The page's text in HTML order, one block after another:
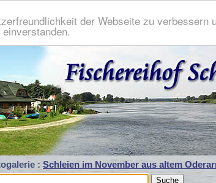
der Webseite zu verbessern
: Schleien im November aus altem